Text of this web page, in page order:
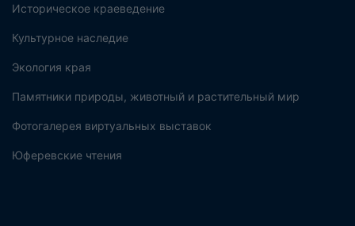
Историческое краеведение
Культурное наследие
Экология края
Памятники природы, животный и растительный мир
Фотогалерея виртуальных выставок
Юферевские чтения